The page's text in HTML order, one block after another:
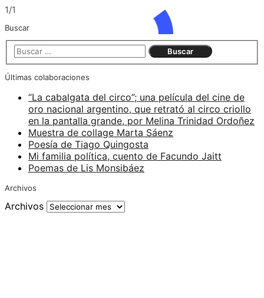
1/1
Buscar
Últimas colaboraciones
“La cabalgata del circo”; una película del cine de
oro nacional argentino, que retrató al circo criollo
en la pantalla grande, por Melina Trinidad Ordoñez
Muestra de collage Marta Sáenz
Poesía de Tiago Quingosta
Mi familia política, cuento de Facundo Jaitt
Poemas de Lis Monsibáez
Archivos
Archivos